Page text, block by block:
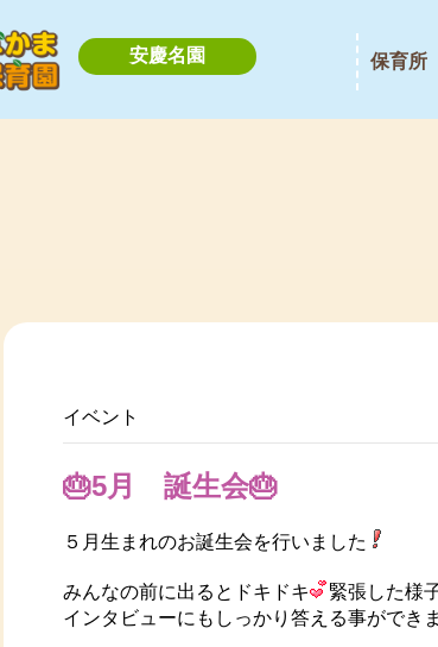
安慶名園 保育所
イベント
🎂5月 誕生会🎂
５月生まれのお誕生会を行いました
みんなの前に出るとドキドキ
緊張した様
インタビューにもしっかり答える事ができ